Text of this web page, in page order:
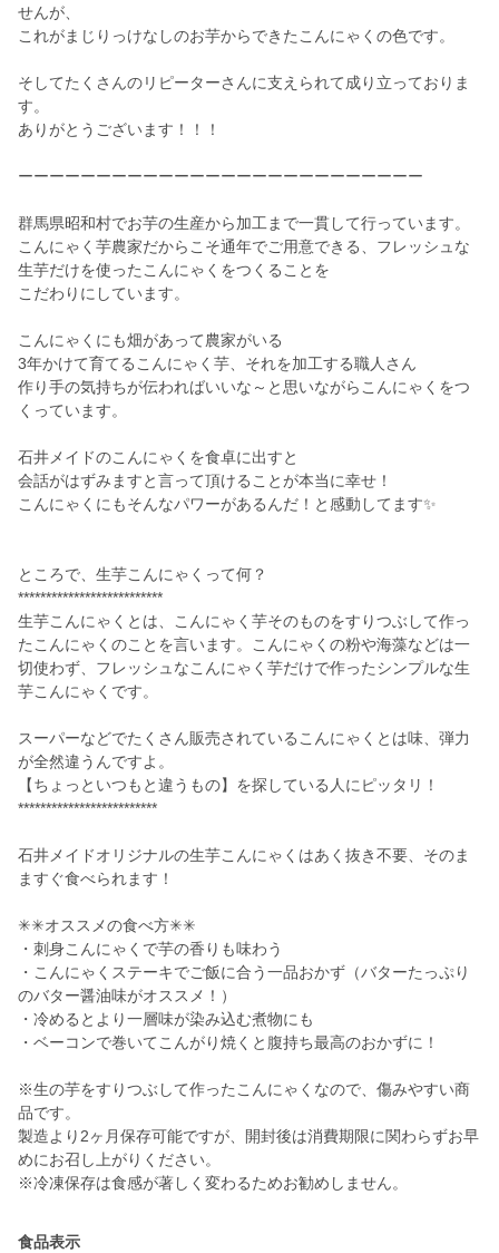
せんが、
これがまじりっけなしのお芋からできたこんにゃくの色です。
そしてたくさんのリピーターさんに支えられて成り立っておりま
す。
ありがとうございます！！！
ーーーーーーーーーーーーーーーーーーーーーーーーーー
群馬県昭和村でお芋の生産から加工まで一貫して行っています。
こんにゃく芋農家だからこそ通年でご用意できる、フレッシュな
生芋だけを使ったこんにゃくをつくることを
こだわりにしています。
こんにゃくにも畑があって農家がいる
3年かけて育てるこんにゃく芋、それを加工する職人さん
作り手の気持ちが伝わればいいな～と思いながらこんにゃくをつ
くっています。
石井メイドのこんにゃくを食卓に出すと
会話がはずみますと言って頂けることが本当に幸せ！
こんにゃくにもそんなパワーがあるんだ！と感動してます✨
ところで、生芋こんにゃくって何？
**************************
生芋こんにゃくとは、こんにゃく芋そのものをすりつぶして作っ
たこんにゃくのことを言います。こんにゃくの粉や海藻などは一
切使わず、フレッシュなこんにゃく芋だけで作ったシンプルな生
芋こんにゃくです。
スーパーなどでたくさん販売されているこんにゃくとは味、弾力
が全然違うんですよ。
【ちょっといつもと違うもの】を探している人にピッタリ！
*************************
石井メイドオリジナルの生芋こんにゃくはあく抜き不要、そのま
ますぐ食べられます！
✳︎✳︎オススメの食べ方✳︎✳︎
・刺身こんにゃくで芋の香りも味わう
・こんにゃくステーキでご飯に合う一品おかず（バターたっぷり
のバター醤油味がオススメ！）
・冷めるとより一層味が染み込む煮物にも
・ベーコンで巻いてこんがり焼くと腹持ち最高のおかずに！
※生の芋をすりつぶして作ったこんにゃくなので、傷みやすい商
品です。
製造より2ヶ月保存可能ですが、開封後は消費期限に関わらずお早
めにお召し上がりください。
※冷凍保存は食感が著しく変わるためお勧めしません。
食品表示